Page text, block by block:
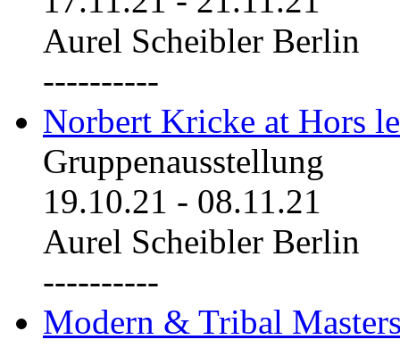
Aurel Scheibler Berlin
----------
Norbert Kricke at Hors
Gruppenausstellung
19.10.21 - 08.11.21
Aurel Scheibler Berlin
----------
Modern & Tribal